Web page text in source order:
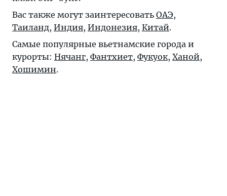
Вас также могут заинтересовать ОАЭ,
Таиланд, Индия, Индонезия, Китай.
Самые популярные вьетнамские города и
курорты: Нячанг, Фантхиет, Фукуок, Ханой,
Хошимин.